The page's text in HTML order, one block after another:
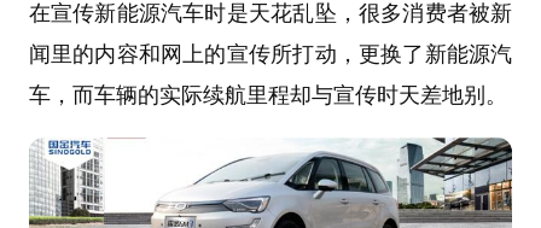
在宣传新能源汽车时是天花乱坠，很多消费者被新
闻里的内容和网上的宣传所打动，更换了新能源汽
车，而车辆的实际续航里程却与宣传时天差地别。